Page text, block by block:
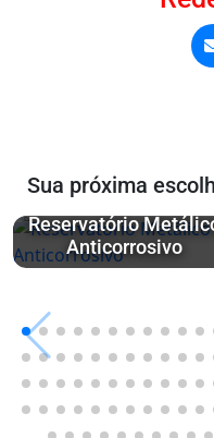
Sua próxima
Reservatório
Anticorrosivo